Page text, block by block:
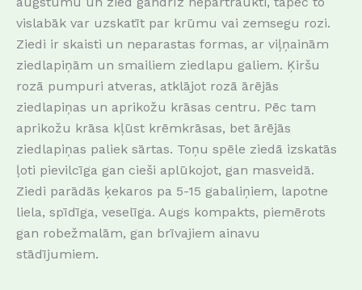
vislabāk var uzskatīt par krūmu vai zemsegu rozi.
Ziedi ir skaisti un neparastas formas, ar viļņainām
ziedlapiņām un smailiem ziedlapu galiem. Ķiršu
rozā pumpuri atveras, atklājot rozā ārējās
ziedlapiņas un aprikožu krāsas centru. Pēc tam
aprikožu krāsa kļūst krēmkrāsas, bet ārējās
ziedlapiņas paliek sārtas. Toņu spēle ziedā izskatās
ļoti pievilcīga gan cieši aplūkojot, gan masveidā.
Ziedi parādās ķekaros pa 5-15 gabaliņiem, lapotne
liela, spīdīga, veselīga. Augs kompakts, piemērots
gan robežmalām, gan brīvajiem ainavu
stādījumiem.